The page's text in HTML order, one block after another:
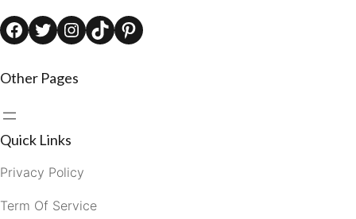
Facebook Twitter Instagram TikTok Pinterest
Other Pages
Quick Links
Privacy Policy
Term Of Service